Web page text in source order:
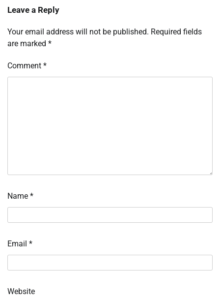
Leave a Reply
Your email address will not be published. Required fields
are marked *
Comment *
Name *
Email *
Website